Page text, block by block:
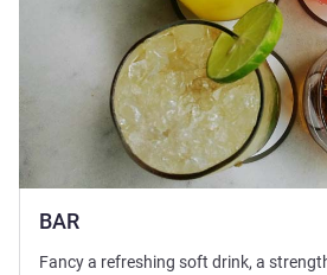
BAR
Fancy a refreshing soft drink, a